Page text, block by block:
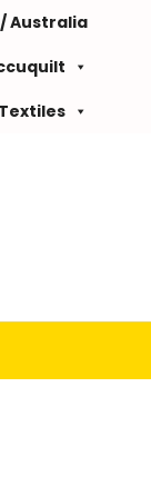
Australia